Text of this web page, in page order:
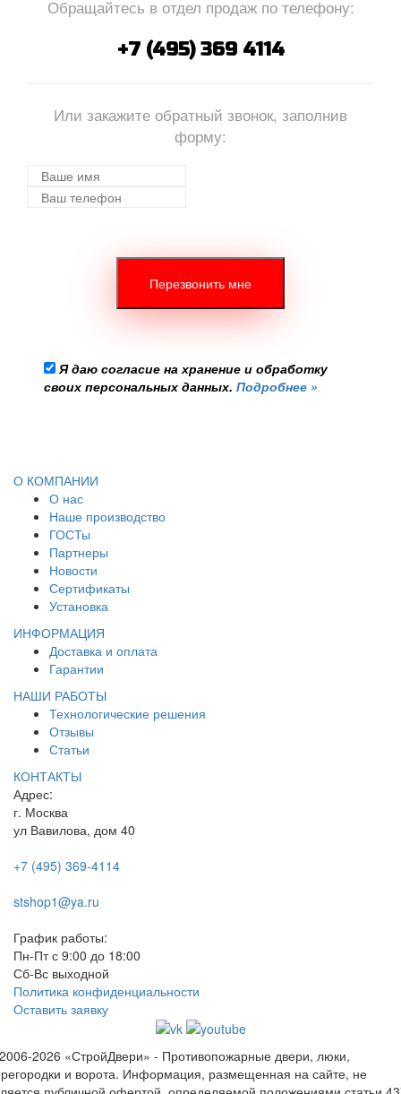
Обращайтесь в отдел продаж по телефону:
+7 (495) 369 4114
Или закажите обратный звонок, заполнив
форму:
Я даю согласие на хранение и обработку
своих персональных данных. Подробнее »
О КОМПАНИИ
О нас
Наше производство
ГОСТы
Партнеры
Новости
Сертификаты
Установка
ИНФОРМАЦИЯ
Доставка и оплата
Гарантии
НАШИ РАБОТЫ
Технологические решения
Отзывы
Статьи
КОНТАКТЫ
Адрес:
г. Москва
ул Вавилова, дом 40
+7 (495) 369-4114
stshop1@ya.ru
График работы:
Пн-Пт с 9:00 до 18:00
Сб-Вс выходной
Политика конфиденциальности
Оставить заявку
2026 «СтройДвери» - Противопожарные двери, люки,
и ворота. Информация, размещенная на сайте, не